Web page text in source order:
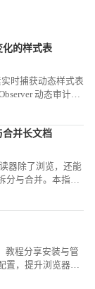
化的样式表
时捕获动态样式表
动态审计视
合并长文档
器除了浏览，还能
分与合并。本指南
教程分享安装与管
置，提升浏览器使